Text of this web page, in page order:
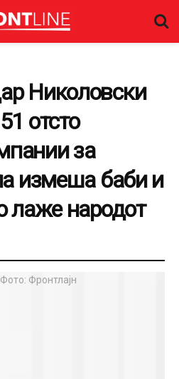
Николовски
отсто
за
измеша баби и
лаже народот